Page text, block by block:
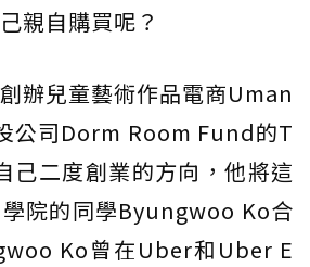
親自購買呢？
辦兒童藝術作品電商Uman
公司Dorm Room Fund的T
己二度創業的方向，他將這
院的同學Byungwoo Ko合
Ko曾在Uber和Uber E